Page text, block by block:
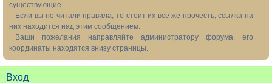
существующие.
Если вы не читали правила, то стоит их всё же прочесть, ссылка на
них находится над этим сообщением.
Ваши пожелания направляйте администратору форума, его
координаты находятся внизу страницы.
Вход